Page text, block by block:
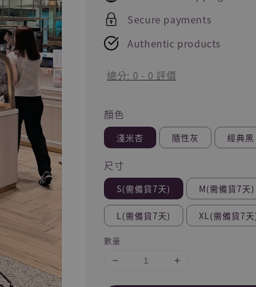
Secure payments
Authentic products
總分: 0 - 0 評價
顏色
淺米杏 隨性灰 經典黑
尺寸
S(需備貨7天) M(需備貨7天)
L(需備貨7天) XL(需備貨7
數量